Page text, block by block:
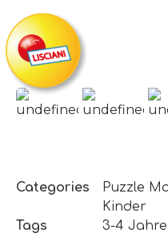
Categories Puzzle
Kinder
Tags
3-4 Jahre